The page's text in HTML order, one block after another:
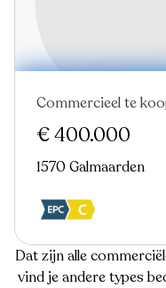
Commercieel te
€ 400.000
1570 Galmaarden
Dat zijn alle
vind je andere types